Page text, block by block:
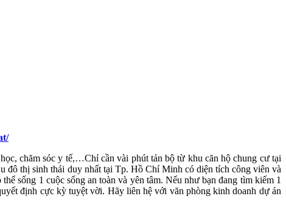
chăm sóc y tế,…Chỉ cần vài phút tản bộ từ khu căn hộ chung cư tại
đô thị sinh thái duy nhất tại Tp. Hồ Chí Minh có diện tích công viên và
sống 1 cuộc sống an toàn và yên tâm. Nếu như bạn đang tìm kiếm 1
định cực kỳ tuyệt vời. Hãy liên hệ với văn phòng kinh doanh dự án